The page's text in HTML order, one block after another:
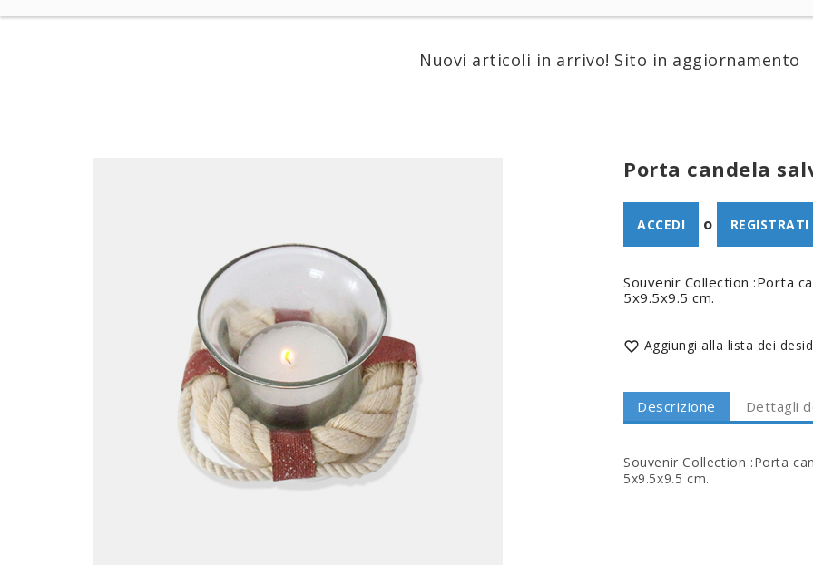
Nuovi articoli in arrivo! Sito in aggiornamento
Porta candela
ACCEDI o REGISTRATI
Souvenir Collection :Porta
5x9.5x9.5 cm.
 Aggiungi alla lista dei
Descrizione Dettagli
Souvenir Collection :Porta
5x9.5x9.5 cm.